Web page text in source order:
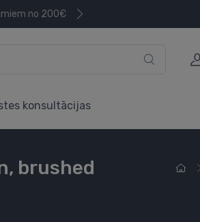
no 200€
konsultācijas
brushed